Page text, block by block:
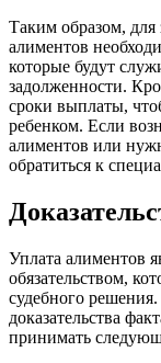
Таким образом,
алиментов
которые будут
задолженности.
сроки выплаты,
ребенком. Если
алиментов или
обратиться к
Уплата алиментов
обязательством,
судебного
доказательства
принимать